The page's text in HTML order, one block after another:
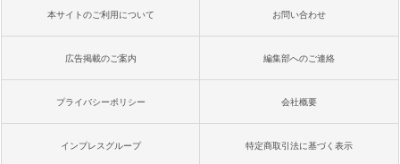
本サイトのご利用について お問い合わせ
広告掲載のご案内 編集部へのご連絡
プライバシーポリシー 会社概要
インプレスグループ 特定商取引法に基づく表示